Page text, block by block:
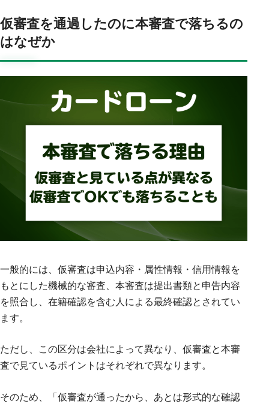
仮審査を通過したのに本審査で落ちるの
はなぜか
一般的には、仮審査は申込内容・属性情報・信用情報を
もとにした機械的な審査、本審査は提出書類と申告内容
を照合し、在籍確認を含む人による最終確認とされてい
ます。
ただし、この区分は会社によって異なり、仮審査と本審
査で見ているポイントはそれぞれで異なります。
そのため、「仮審査が通ったから、あとは形式的な確認